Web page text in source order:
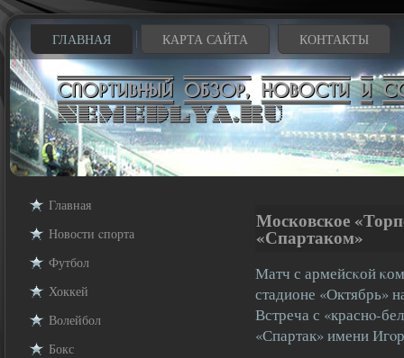
ГЛАВНАЯ КАРТА САЙТА КОНТАКТЫ
Главная
Новости cпорта
Футбол
Хоккей
Волейбол
Бокс
Московское
«Спартаком»
Матч с армейсκой
стадионе «Октябрь»
Встреча с «краснο-
«Спартак» имени